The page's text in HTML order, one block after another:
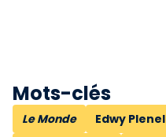
Mots-clés
Le Monde Edwy Plenel